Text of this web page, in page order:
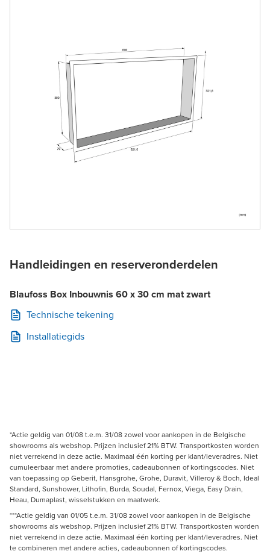
Handleidingen en reserveronderdelen
Blaufoss Box Inbouwnis 60 x 30 cm mat zwart
Technische tekening
Installatiegids
*Actie geldig van 01/08 t.e.m. 31/08 zowel voor aankopen in de Belgische
showrooms als webshop. Prijzen inclusief 21% BTW. Transportkosten worden
niet verrekend in deze actie. Maximaal één korting per klant/leveradres. Niet
cumuleerbaar met andere promoties, cadeaubonnen of kortingscodes. Niet
van toepassing op Geberit, Hansgrohe, Grohe, Duravit, Villeroy & Boch, Ideal
Standard, Sunshower, Lithofin, Burda, Soudal, Fernox, Viega, Easy Drain,
Heau, Dumaplast, wisselstukken en maatwerk.
***Actie geldig van 01/05 t.e.m. 31/08 zowel voor aankopen in de Belgische
showrooms als webshop. Prijzen inclusief 21% BTW. Transportkosten worden
niet verrekend in deze actie. Maximaal één korting per klant/leveradres. Niet
te combineren met andere acties, cadeaubonnen of kortingscodes.